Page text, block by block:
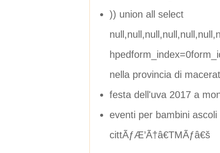
)) union all select
nella provincia di
festa dell'uva 2017 a
eventi per bambini ascoli
cittÃƒÆ’Ã†â€TMÃƒâ€š